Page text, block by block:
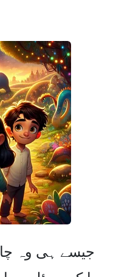
جیسے ہی وہ